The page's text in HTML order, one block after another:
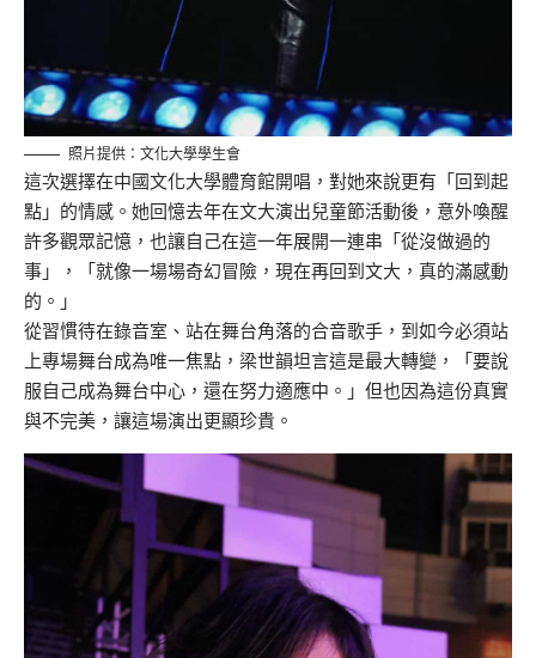
照片提供：文化大學學生會
這次選擇在中國文化大學體育館開唱，對她來說更有「回到起
點」的情感。她回憶去年在文大演出兒童節活動後，意外喚醒
許多觀眾記憶，也讓自己在這一年展開一連串「從沒做過的
事」，「就像一場場奇幻冒險，現在再回到文大，真的滿感動
的。」
從習慣待在錄音室、站在舞台角落的合音歌手，到如今必須站
上專場舞台成為唯一焦點，梁世韻坦言這是最大轉變，「要說
服自己成為舞台中心，還在努力適應中。」但也因為這份真實
與不完美，讓這場演出更顯珍貴。